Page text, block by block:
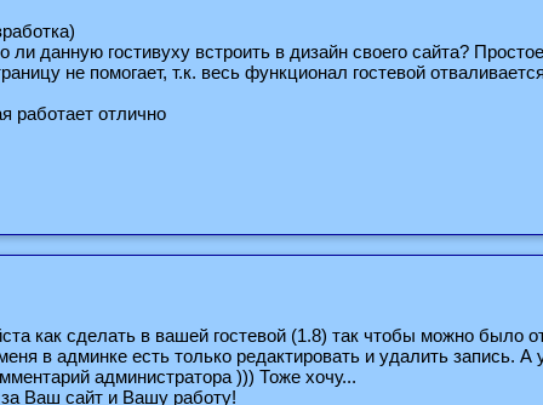
данную гостивуху встроить в дизайн своего сайта?
не помогает, т.к. весь функционал гостевой
работает отлично
как сделать в вашей гостевой (1.8) так чтобы можно было
в админке есть только редактировать и удалить запись. А
администратора ))) Тоже хочу...
Ваш сайт и Вашу работу!